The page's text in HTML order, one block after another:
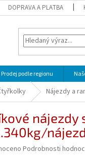
DOPRAVA A PLATBA
Prodej podle regionu
Nájezdy a
nájezdy
nájezd
Podrobnosti